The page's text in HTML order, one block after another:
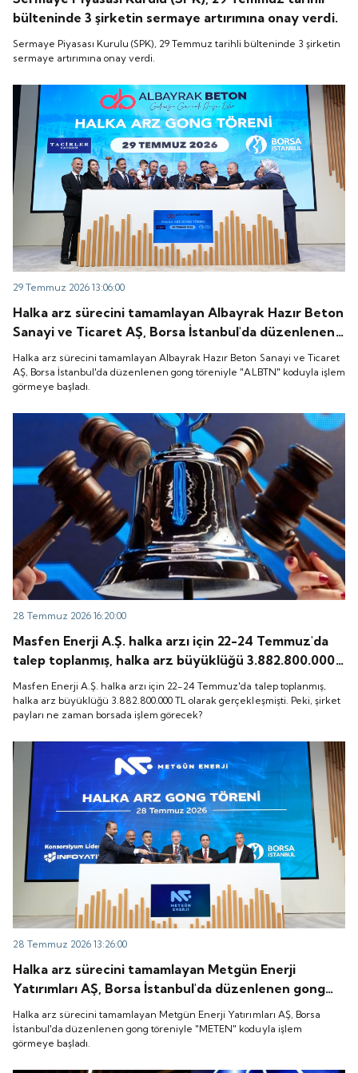
bülteninde 3 şirketin sermaye artırımına onay verdi.
Sermaye Piyasası Kurulu (SPK), 29 Temmuz tarihli bülteninde 3 şirketin
sermaye artırımına onay verdi.
29 Temmuz 2026 13:06:00
Halka arz sürecini tamamlayan Albayrak Hazır Beton
Sanayi ve Ticaret AŞ, Borsa İstanbul'da düzenlenen
gong töreniyle "ALBTN" koduyla işlem görmeye
başladı.
Halka arz sürecini tamamlayan Albayrak Hazır Beton Sanayi ve Ticaret
AŞ, Borsa İstanbul'da düzenlenen gong töreniyle "ALBTN" koduyla işlem
görmeye başladı.
28 Temmuz 2026 16:20:00
Masfen Enerji A.Ş. halka arzı için 22-24 Temmuz'da
talep toplanmış, halka arz büyüklüğü 3.882.800.000
TL olarak gerçekleşmişti. Peki, şirket payları ne
zaman borsada işlem görecek?
Masfen Enerji A.Ş. halka arzı için 22-24 Temmuz'da talep toplanmış,
halka arz büyüklüğü 3.882.800.000 TL olarak gerçekleşmişti. Peki, şirket
payları ne zaman borsada işlem görecek?
28 Temmuz 2026 13:26:00
Halka arz sürecini tamamlayan Metgün Enerji
Yatırımları AŞ, Borsa İstanbul'da düzenlenen gong
töreniyle "METEN" koduyla işlem görmeye başladı.
Halka arz sürecini tamamlayan Metgün Enerji Yatırımları AŞ, Borsa
İstanbul'da düzenlenen gong töreniyle "METEN" koduyla işlem
görmeye başladı.